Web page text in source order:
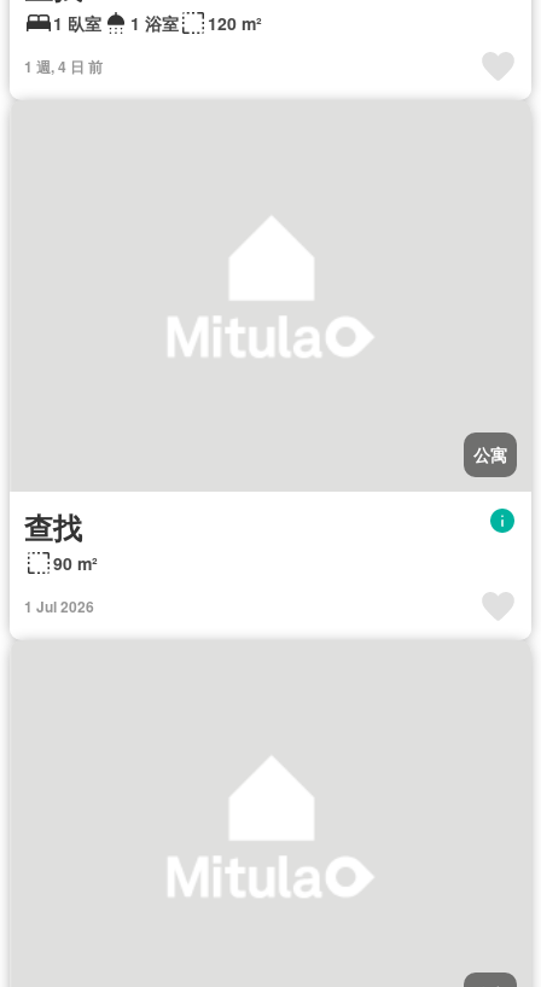
1 臥室 1 浴室 120 m²
1 週, 4 日 前
公寓
查找
90 m²
1 Jul 2026